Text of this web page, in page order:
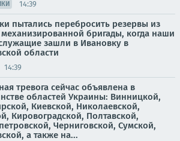
14:39
пытались перебросить резервы из
механизированной бригады, когда наши
зашли в Ивановку в
области
14:39
тревога сейчас объявлена в
областей Украины: Винницкой,
Киевской, Николаевской,
Кировоградской, Полтавской,
Черниговской, Сумской,
а также на...